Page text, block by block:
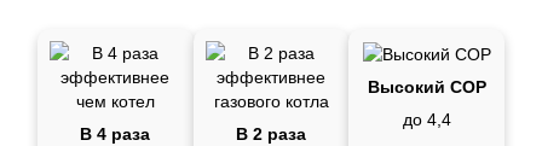
В 4 раза
В 2 раза
Высокий СОР
до 4,4